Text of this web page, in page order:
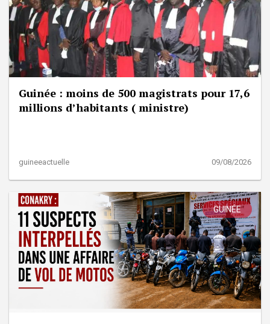
Guinée : moins de 500 magistrats pour 17,6
millions d’habitants ( ministre)
guineeactuelle 09/08/2026
GUINÉE